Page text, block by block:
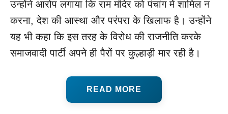
उन्होंने आरोप लगाया कि राम मंदिर को पंचांग में शामिल न
करना, देश की आस्था और परंपरा के खिलाफ है। उन्होंने
यह भी कहा कि इस तरह के विरोध की राजनीति करके
समाजवादी पार्टी अपने ही पैरों पर कुल्हाड़ी मार रही है।
READ MORE